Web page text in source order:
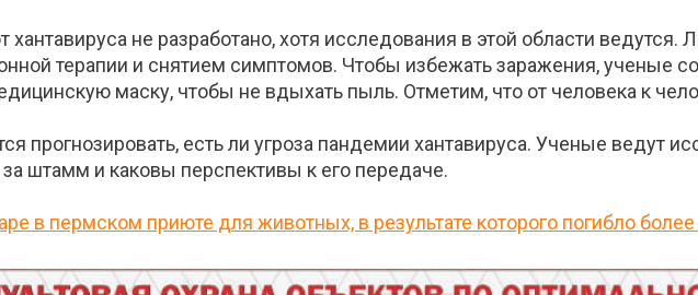
не разработано, хотя исследования в этой области ведутся.
терапии и снятием симптомов. Чтобы избежать заражения, ученые
маску, чтобы не вдыхать пыль. Отметим, что от человека к
прогнозировать, есть ли угроза пандемии хантавируса. Ученые ведут
за штамм и каковы перспективы к его передаче.
в пермском приюте для животных, в результате которого погибло